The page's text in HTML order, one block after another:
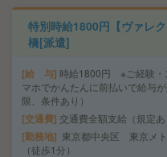
特別時給1800円【ヴァレ
橋[派遣]
給 与 時給1800円 ※ご経験・
マホでかんたんに前払いで給与
限、条件あり）
交通費 交通費全額支給（規定あ
勤務地
東京都中央区 東京メ
（徒歩1分）